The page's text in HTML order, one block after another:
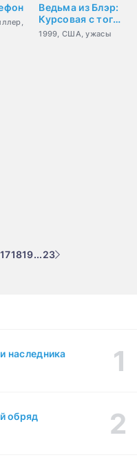
Ведьма из Блэр:
Курсовая с того
света
1999, США, ужасы
171819...23
наследника
обряд